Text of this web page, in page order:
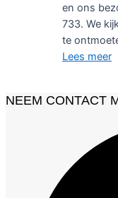
en ons
733. We
te
Lees meer
NEEM CONTACT